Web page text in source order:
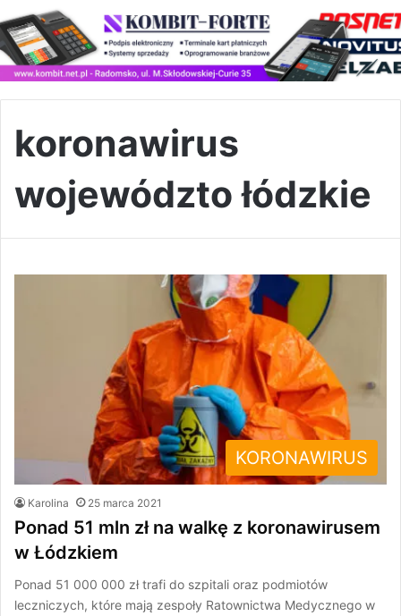
koronawirus
województo łódzkie
KORONAWIRUS
Karolina 25 marca 2021
Ponad 51 mln zł na walkę z koronawirusem
w Łódzkiem
Ponad 51 000 000 zł trafi do szpitali oraz podmiotów
leczniczych, które mają zespoły Ratownictwa Medycznego w